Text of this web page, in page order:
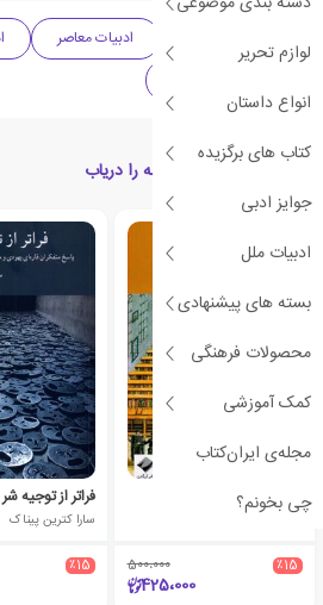
لوازم تحریر
انواع داستان
کتاب های برگزیده
جوایز ادبی
ادبیات ملل
بسته های پیشنهادی
محصولات فرهنگی
کمک آموزشی
مجله‌ی ایران‌کتاب
چی بخونم؟
ادبیات معاصر
کتاب های مرتبط با فاصله را دریاب
تاریخ اجتماعی معرفت
پیتر برک
٪15 500،000
425،000
فراتر از توجیه شر
سارا کترین پیناک
٪15